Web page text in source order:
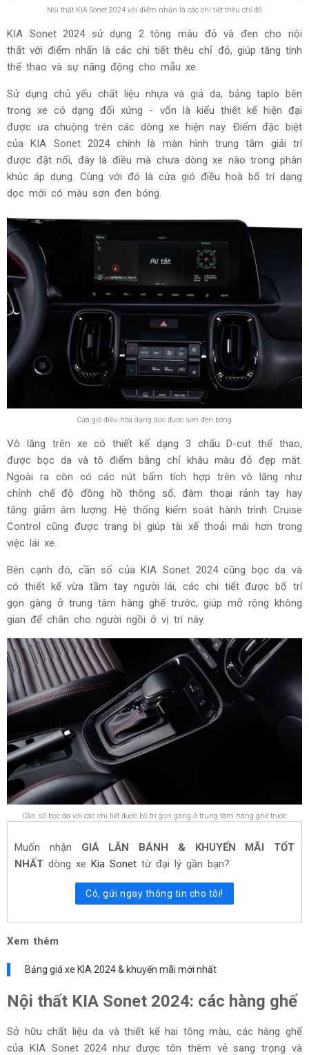
Nội thất KIA Sonet 2024 với điểm nhấn là các chi tiết thêu chỉ đỏ
KIA Sonet 2024 sử dụng 2 tông màu đỏ và đen cho nội
thất với điểm nhấn là các chi tiết thêu chỉ đỏ, giúp tăng tính
thể thao và sự năng động cho mẫu xe.
Sử dụng chủ yếu chất liệu nhựa và giả da, bảng taplo bên
trong xe có dạng đối xứng - vốn là kiểu thiết kế hiện đại
được ưa chuộng trên các dòng xe hiện nay. Điểm đặc biệt
của KIA Sonet 2024 chính là màn hình trung tâm giải trí
được đặt nổi, đây là điều mà chưa dòng xe nào trong phân
khúc áp dụng. Cùng với đó là cửa gió điều hoà bố trí dạng
dọc mới có màu sơn đen bóng.
Cửa gió điều hòa dạng dọc được sơn đen bóng
Vô lăng trên xe có thiết kế dạng 3 chấu D-cut thể thao,
được bọc da và tô điểm bằng chỉ khâu màu đỏ đẹp mắt.
Ngoài ra còn có các nút bấm tích hợp trên vô lăng như
chỉnh chế độ đồng hồ thông số, đàm thoại rảnh tay hay
tăng giảm âm lượng. Hệ thống kiểm soát hành trình Cruise
Control cũng được trang bị giúp tài xế thoải mái hơn trong
việc lái xe.
Bên cạnh đó, cần số của KIA Sonet 2024 cũng bọc da và
có thiết kế vừa tầm tay người lái, các chi tiết được bố trí
gọn gàng ở trung tâm hàng ghế trước, giúp mở rộng không
gian để chân cho người ngồi ở vị trí này.
Cần số bọc da với các chi tiết được bố trí gọn gàng ở trung tâm hàng ghế trước
Muốn nhận GIÁ LĂN BÁNH & KHUYẾN MÃI TỐT
NHẤT dòng xe Kia Sonet từ đại lý gần bạn?
Có, gửi ngay thông tin cho tôi!
Xem thêm
Bảng giá xe KIA 2024 & khuyến mãi mới nhất
Nội thất KIA Sonet 2024: các hàng ghế
Sở hữu chất liệu da và thiết kế hai tông màu, các hàng ghế
của KIA Sonet 2024 như được tôn thêm vẻ sang trọng và